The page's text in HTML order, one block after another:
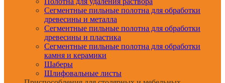
Сегментные пильные полотна для обработки
древесины и металла
Сегментные пильные полотна для обработки
древесины и пластика
Сегментные пильные полотна для обработки
камня и керамики
Шаберы
Шлифовальные листы